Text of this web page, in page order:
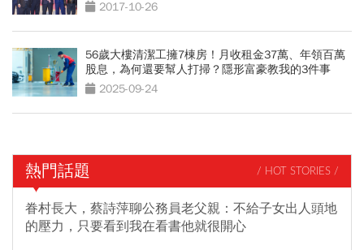
2017-10-26
56歲大樓清潔工擁7棟房！月收租金37萬、年領百萬
股息，為何還要幫人打掃？隱形富豪教我的3件事
2025-09-24
熱門話題 / HOT STORIES /
眷村長大，蔡詩萍聊公務員老父親：不給子女出人頭地
的壓力，只要看到我在看書他就很開心